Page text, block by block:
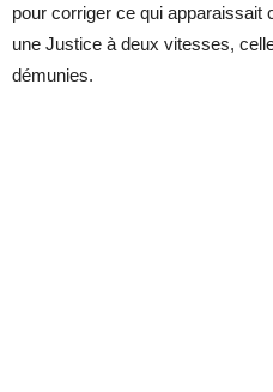
pour corriger ce qui apparaissait
une Justice à deux vitesses,
démunies.